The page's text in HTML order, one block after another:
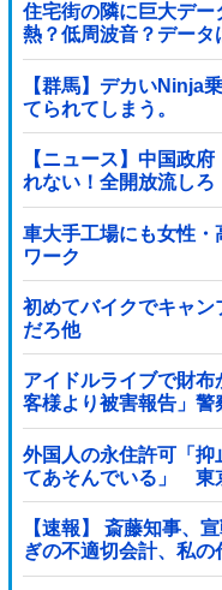
住宅街の隣に巨大デ
熱？低周波音？データ
【群馬】デカいNinja
てられてしまう。
【ニュース】中国政
れない！全開放流し
ｗｗｗ
車大手工場にも女性
ワーク
初めてバイクでキャ
だろ他
アイドルライブで財
客様より被害報告」警
外国人の永住許可「抑
てあそんでいる」 東
【速報】 斎藤知事、
ぎの不適切会計、私の